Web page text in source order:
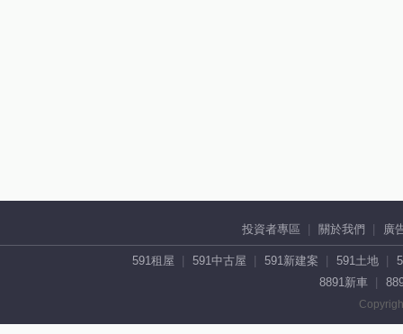
投資者專區 關於我們 廣
591租屋 591中古屋 591新建案 591土地
8891新車